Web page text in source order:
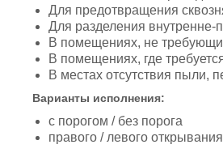
Для предотвращения
Для разделения внутренне-
В помещениях, не
В помещениях, где
В местах отсутствия пыли,
Варианты исполнения:
с порогом / без порога
правого / левого открывания